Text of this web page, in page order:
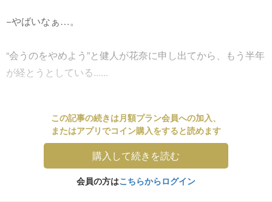
−やばいなぁ…。
“会うのをやめよう”と健人が花奈に申し出てから、もう半年
が経とうとしている......
この記事の続きは月額プラン会員への加入、
またはアプリでコイン購入をすると読めます
購入して続きを読む
会員の方はこちらからログイン